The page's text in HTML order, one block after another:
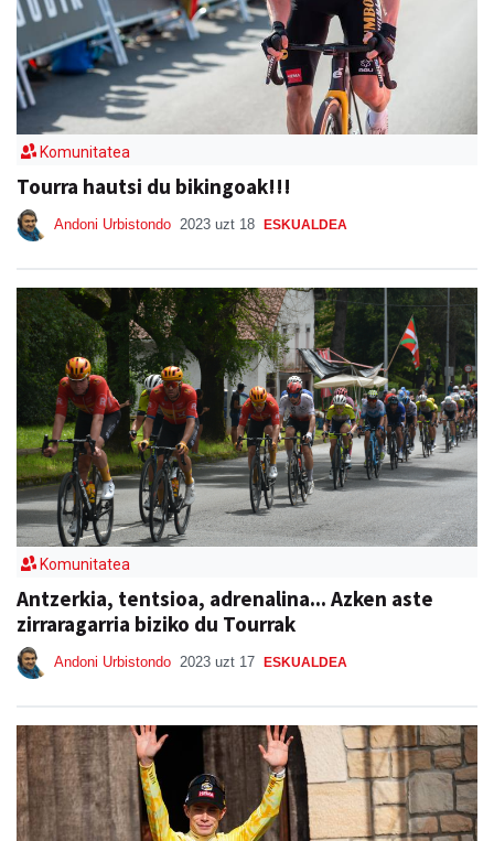
Komunitatea
Tourra hautsi du bikingoak!!!
Andoni Urbistondo 2023 uzt 18 ESKUALDEA
Komunitatea
Antzerkia, tentsioa, adrenalina... Azken aste
zirraragarria biziko du Tourrak
Andoni Urbistondo 2023 uzt 17 ESKUALDEA